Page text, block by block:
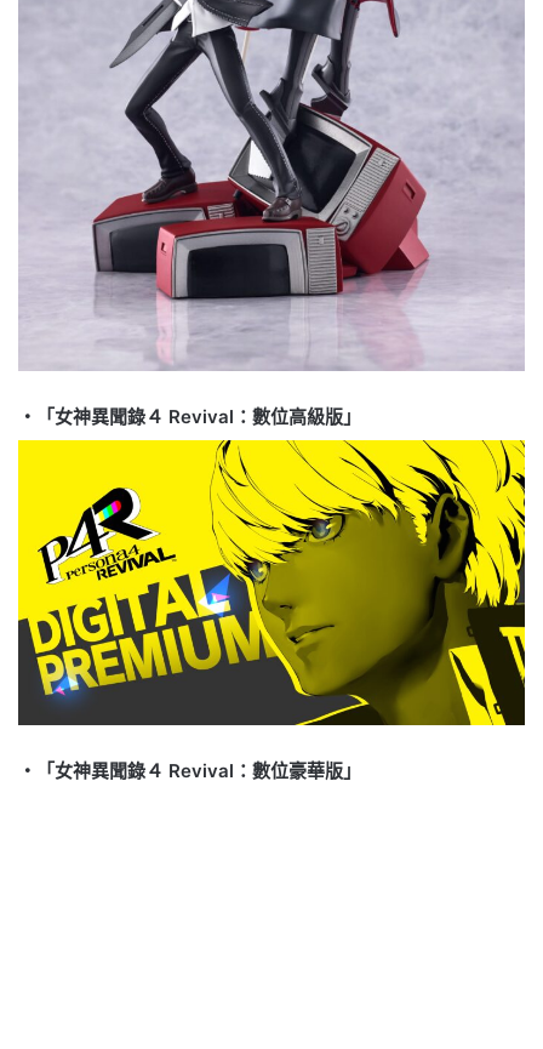
・「女神異聞錄４ Revival：數位高級版」
・「女神異聞錄４ Revival：數位豪華版」